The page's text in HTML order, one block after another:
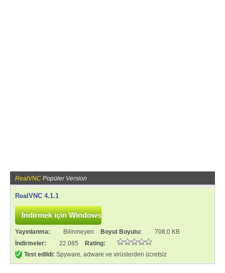
RealVNC Popüler Version
RealVNC 4.1.1
Yayınlanma: Bilinmeyen Boyut Boyutu:
708,0 KB
İndirmeler:
22.085
Rating:
Test edildi: Spyware, adware ve virüslerden ücretsiz